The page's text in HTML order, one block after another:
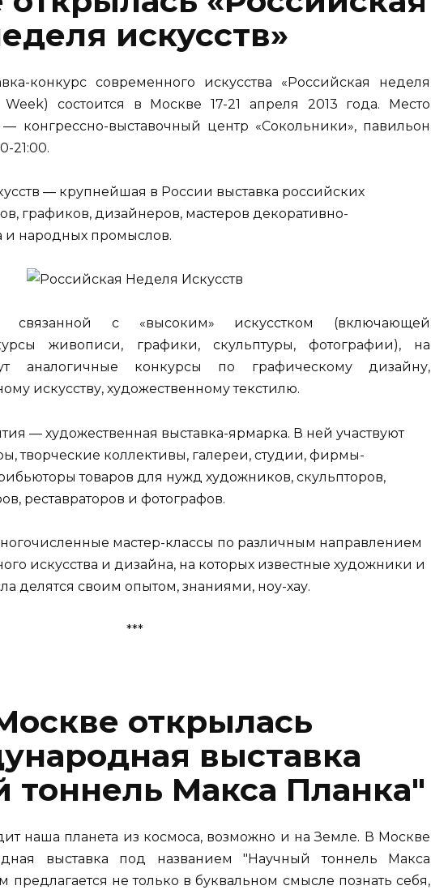
искусств»
конкурс современного искусства «Российская неделя
состоится
в Москве 17-21 апреля 2013 года. Место
конгрессно-выставочный центр «Сокольники», павильон
21:00.
— крупнейшая в России выставка российских
графиков, дизайнеров, мастеров декоративно-
и народных промыслов.
связанной с «высоким» искусстком (включающей
живописи, графики, скульптуры, фотографии), на
аналогичные конкурсы по графическому дизайну,
искусству, художественному текстилю.
— художественная выставка-ярмарка. В ней участвуют
творческие коллективы, галереи, студии, фирмы-
товаров для нужд художников, скульпторов,
реставраторов и фотографов.
мастер-классы по различным направлением
искусства и дизайна, на которых известные художники и
делятся своим опытом, знаниями, ноу-хау.
***
открылась
выставка
тоннель Макса Планка"
наша планета из космоса, возможно и на Земле. В Москве
выставка под названием "Научный тоннель Макса
предлагается не только в буквальном смысле познать себя,